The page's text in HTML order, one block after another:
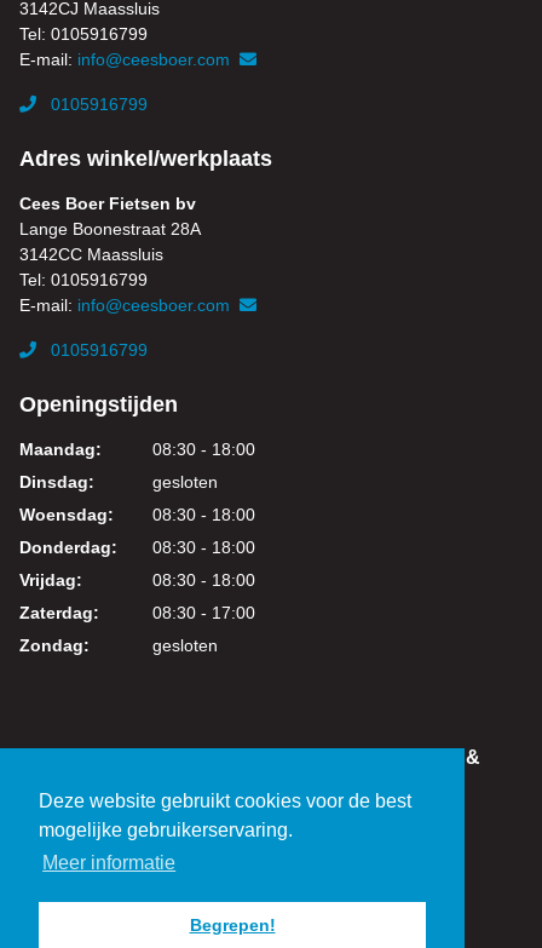
Deze website gebruikt cookies voor de best
mogelijke gebruikerservaring.
Meer informatie
Begrepen!
3142CJ Maassluis
Tel: 0105916799
E-mail: info@ceesboer.com
0105916799
Adres winkel/werkplaats
Cees Boer Fietsen bv
Lange Boonestraat 28A
3142CC Maassluis
Tel: 0105916799
E-mail: info@ceesboer.com
0105916799
Openingstijden
Maandag:
08:30 - 18:00
Dinsdag:
gesloten
Woensdag:
08:30 - 18:00
Donderdag:
08:30 - 18:00
Vrijdag:
08:30 - 18:00
Zaterdag:
08:30 - 17:00
Zondag:
gesloten
IN DEZE WEBSHOP KUNT U VEILIG WINKELEN &
BTW: NL821038461B01